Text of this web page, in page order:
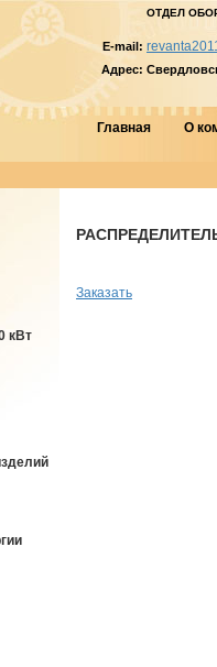
ОТДЕЛ
E-mail:
Адрес:
Главная О
кВт
Заказать